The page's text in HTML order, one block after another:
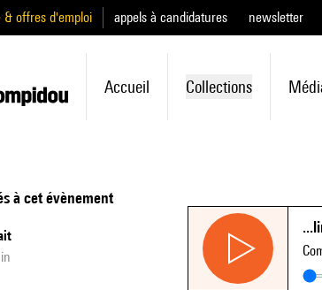
& offres d'emploi appels à candidatures newsletter
Accueil Collections
à cet évènement